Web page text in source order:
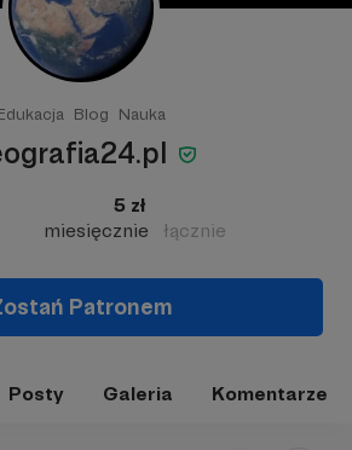
Blog Nauka
5 zł
miesięcznie
łącznie
Patronem
Posty Galeria Komentarze